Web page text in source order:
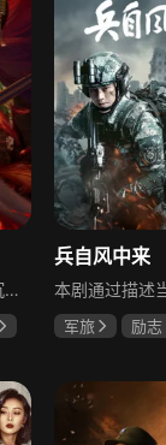
该剧讲述魔头将军强娶沉迷机关术的财迷假千金，两人从契约夫妻起步，在生死局中互扒马甲，爱意与杀意交织共生。过程中他们揭露朝堂阴谋，破解生死乱局，最终共同守护家国太平，融合了权谋、爱情、冒险等多重元素，情节跌宕起伏。
兵自风中来
军旅
励志